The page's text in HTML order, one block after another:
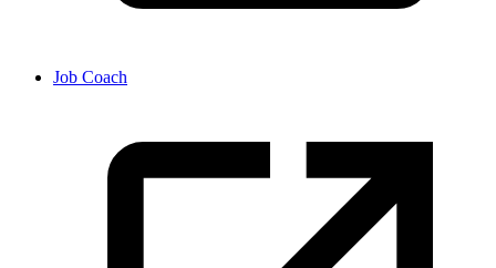
Job Coach